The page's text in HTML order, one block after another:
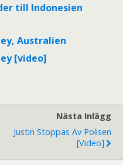
till Indonesien
Australien
[video]
Nästa Inlägg
Justin Stoppas Av Polisen
[video]